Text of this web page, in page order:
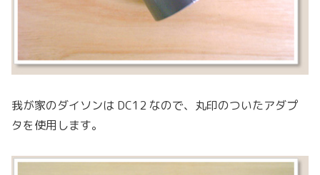
我が家のダイソンは DC12 なので、丸印のついたアダプ
タを使用します。